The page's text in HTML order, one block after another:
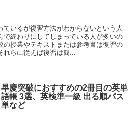
ているが復習方法がわからないという人
で終わりにしてしまっている人が多いの
の授業やテキストまたは参考書は復習の
れらに従えば復習は簡...
早慶突破におすすめの2冊目の英単
語帳 3選、英検準一級 出る順パス
単など